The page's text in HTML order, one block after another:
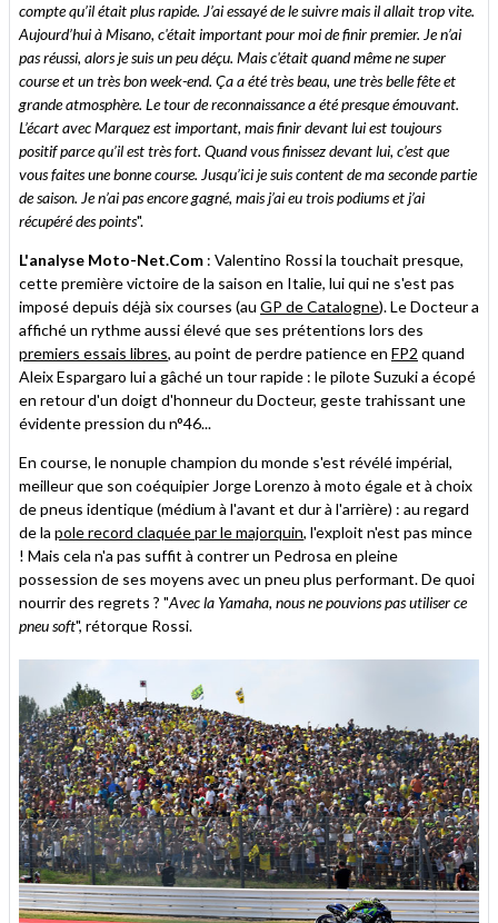
compte qu’il était plus rapide. J’ai essayé de le suivre mais il allait trop vite.
Aujourd’hui à Misano, c'était important pour moi de finir premier. Je n’ai
pas réussi, alors je suis un peu déçu. Mais c'était quand même ne super
course et un très bon week-end. Ça a été très beau, une très belle fête et
grande atmosphère. Le tour de reconnaissance a été presque émouvant.
L’écart avec Marquez est important, mais finir devant lui est toujours
positif parce qu’il est très fort. Quand vous finissez devant lui, c’est que
vous faites une bonne course. Jusqu’ici je suis content de ma seconde partie
de saison. Je n’ai pas encore gagné, mais j’ai eu trois podiums et j’ai
récupéré des points".
L'analyse Moto-Net.Com : Valentino Rossi la touchait presque,
cette première victoire de la saison en Italie, lui qui ne s'est pas
imposé depuis déjà six courses (au GP de Catalogne). Le Docteur a
affiché un rythme aussi élevé que ses prétentions lors des
premiers essais libres, au point de perdre patience en FP2 quand
Aleix Espargaro lui a gâché un tour rapide : le pilote Suzuki a écopé
en retour d'un doigt d'honneur du Docteur, geste trahissant une
évidente pression du n°46...
En course, le nonuple champion du monde s'est révélé impérial,
meilleur que son coéquipier Jorge Lorenzo à moto égale et à choix
de pneus identique (médium à l'avant et dur à l'arrière) : au regard
de la pole record claquée par le majorquin, l'exploit n'est pas mince
! Mais cela n'a pas suffit à contrer un Pedrosa en pleine
possession de ses moyens avec un pneu plus performant. De quoi
nourrir des regrets ? "Avec la Yamaha, nous ne pouvions pas utiliser ce
pneu soft", rétorque Rossi.